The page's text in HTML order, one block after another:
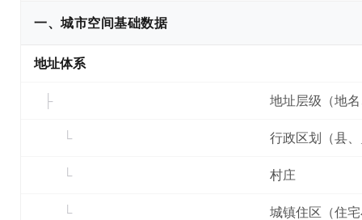
一、城市空间基础数据
地址体系
地址层级（地
行政区划（县
村庄
城镇住区（住